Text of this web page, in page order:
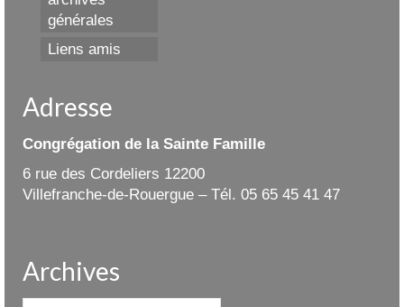
générales
Liens amis
Adresse
Congrégation de la Sainte Famille
6 rue des Cordeliers 12200
Villefranche-de-Rouergue – Tél. 05 65 45 41 47
Archives